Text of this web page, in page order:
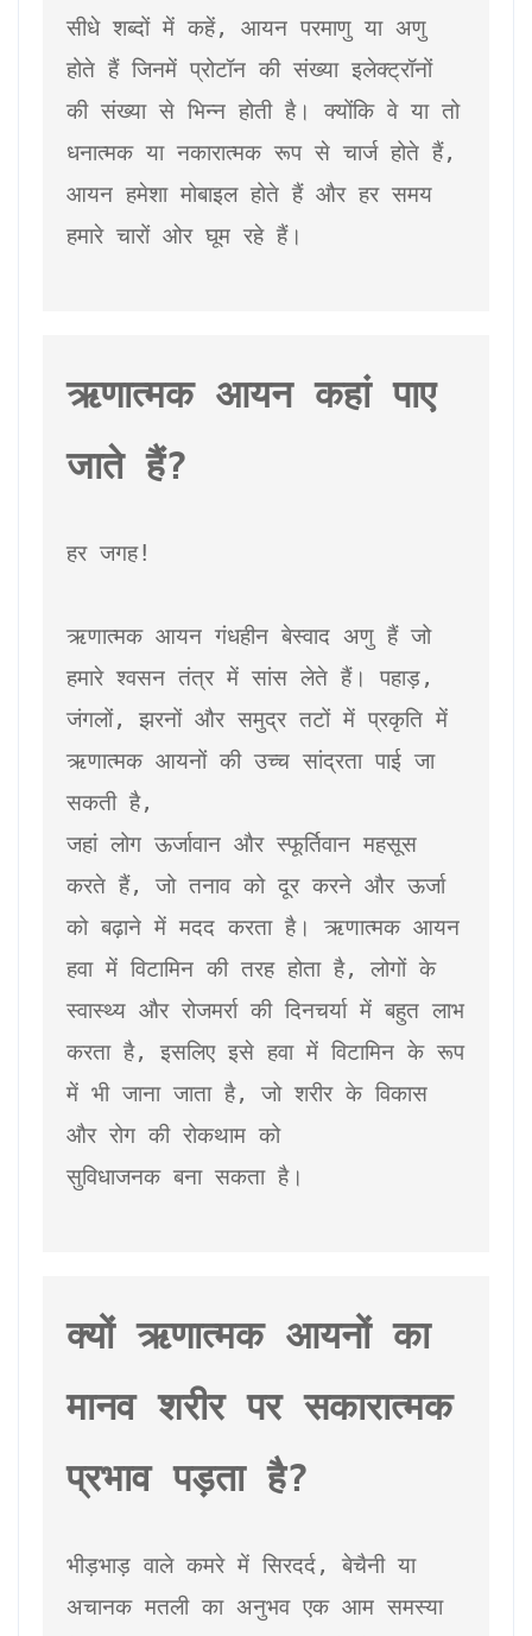
सीधे शब्दों में कहें, आयन परमाणु या अणु
होते हैं जिनमें प्रोटॉन की संख्या इलेक्ट्रॉनों
की संख्या से भिन्न होती है। क्योंकि वे या तो
आयन हमेशा मोबाइल होते हैं और हर समय
हमारे चारों ओर घूम रहे हैं।
ऋणात्मक आयन कहां पाए
हर जगह!
ऋणात्मक आयन गंधहीन बेस्वाद अणु हैं जो
हमारे श्वसन तंत्र में सांस लेते हैं। पहाड़,
जंगलों, झरनों और समुद्र तटों में प्रकृति में
ऋणात्मक आयनों की उच्च सांद्रता पाई जा
सकती है,
जहां लोग ऊर्जावान और स्फूर्तिवान महसूस
करते हैं, जो तनाव को दूर करने और ऊर्जा
को बढ़ाने में मदद करता है। ऋणात्मक आयन
हवा में विटामिन की तरह होता है,
लोगों के
स्वास्थ्य और रोजमर्रा की दिनचर्या में बहुत लाभ
करता है, इसलिए इसे हवा में विटामिन के रूप
में भी जाना जाता है, जो शरीर के विकास
और रोग की रोकथाम को
सुविधाजनक बना सकता है।
क्यों ऋणात्मक आयनों का
मानव शरीर पर सकारात्मक
प्रभाव पड़ता है?
भीड़भाड़ वाले कमरे में सिरदर्द, बेचैनी या
अचानक मतली का अनुभव एक आम समस्या